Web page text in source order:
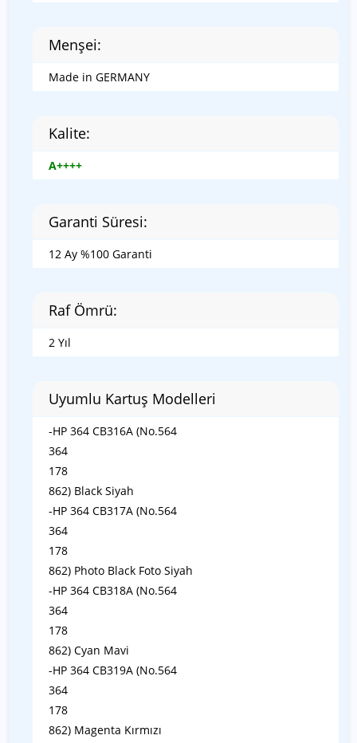
Menşei:
Made in GERMANY
Kalite:
A++++
Garanti Süresi:
12 Ay %100 Garanti
Raf Ömrü:
2 Yıl
Uyumlu Kartuş Modelleri
-HP 364 CB316A (No.564
364
178
862) Black Siyah
-HP 364 CB317A (No.564
364
178
862) Photo Black Foto Siyah
-HP 364 CB318A (No.564
364
178
862) Cyan Mavi
-HP 364 CB319A (No.564
364
178
862) Magenta Kırmızı